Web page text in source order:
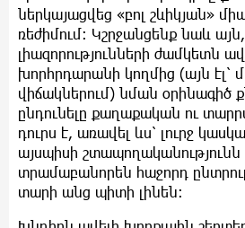
ներկայացվեց «բոլ շևիկյան»
ռեժիմում: Կշրջանցենք նաև
լիազորությունների ժամկետն
խորհրդարանի կողմից (այն էլ՝
վիճակներում) նման օրինագիծ
ընդունելը քաղաքական ու
դուրս է, առավել ևս՝ լուրջ
այսպիսի շտապողականությունն
տրամաբանորեն հաջորդ
տարի անց պիտի լինեն: